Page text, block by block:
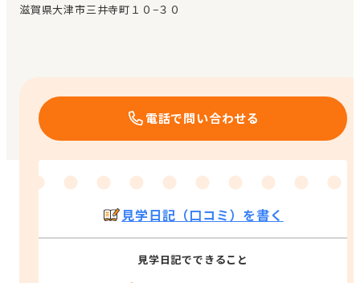
エンクルの特徴と活用方法
滋賀県大津市三井寺町１０−３０
電話で問い合わせる
見学日記（口コミ）を書く
見学日記でできること